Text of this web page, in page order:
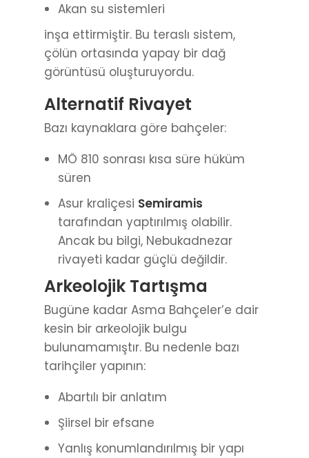
Akan su sistemleri
inşa ettirmiştir. Bu teraslı sistem,
çölün ortasında yapay bir dağ
görüntüsü oluşturuyordu.
Alternatif Rivayet
Bazı kaynaklara göre bahçeler:
MÖ 810 sonrası kısa süre hüküm
süren
Asur kraliçesi Semiramis
tarafından yaptırılmış olabilir.
Ancak bu bilgi, Nebukadnezar
rivayeti kadar güçlü değildir.
Arkeolojik Tartışma
Bugüne kadar Asma Bahçeler’e dair
kesin bir arkeolojik bulgu
bulunamamıştır. Bu nedenle bazı
tarihçiler yapının:
Abartılı bir anlatım
Şiirsel bir efsane
Yanlış konumlandırılmış bir yapı